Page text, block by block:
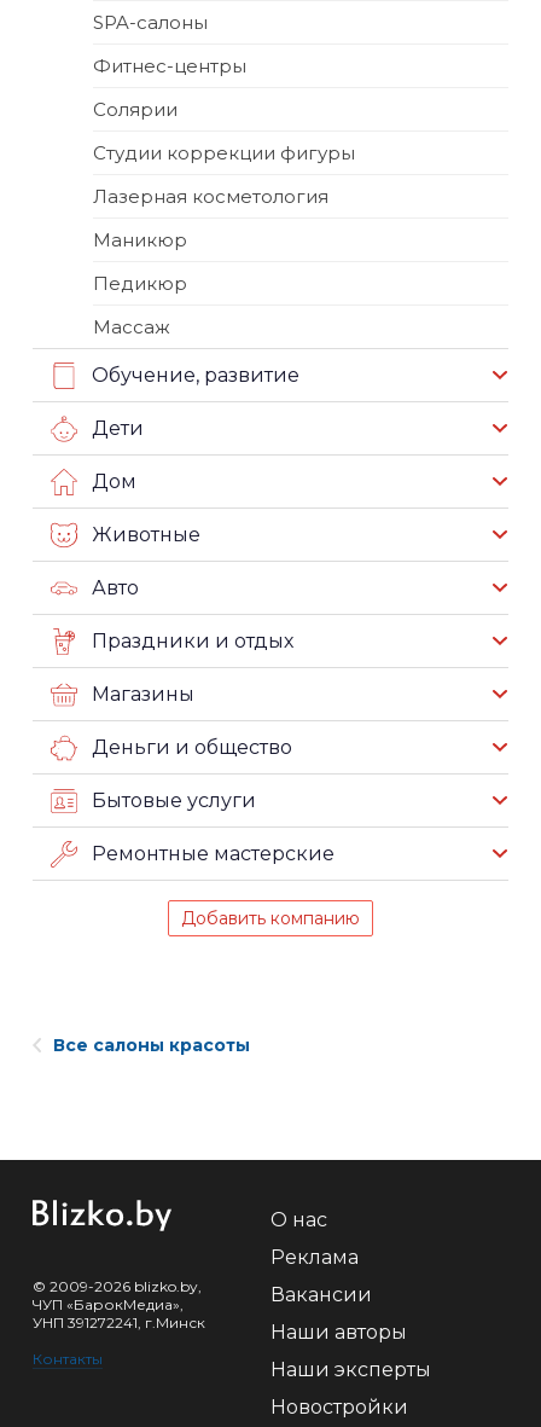
SPA-салоны
Фитнес-центры
Солярии
Студии коррекции фигуры
Лазерная косметология
Маникюр
Педикюр
Массаж
Обучение, развитие
Дети
Дом
Животные
Авто
Праздники и отдых
Магазины
Деньги и общество
Бытовые услуги
Ремонтные мастерские
Добавить компанию
Все салоны красоты
© 2009-2026 blizko.by,
ЧУП «БарокМедиа»,
УНП 391272241, г.Минск
Контакты
О нас
Реклама
Вакансии
Наши авторы
Наши эксперты
Новостройки